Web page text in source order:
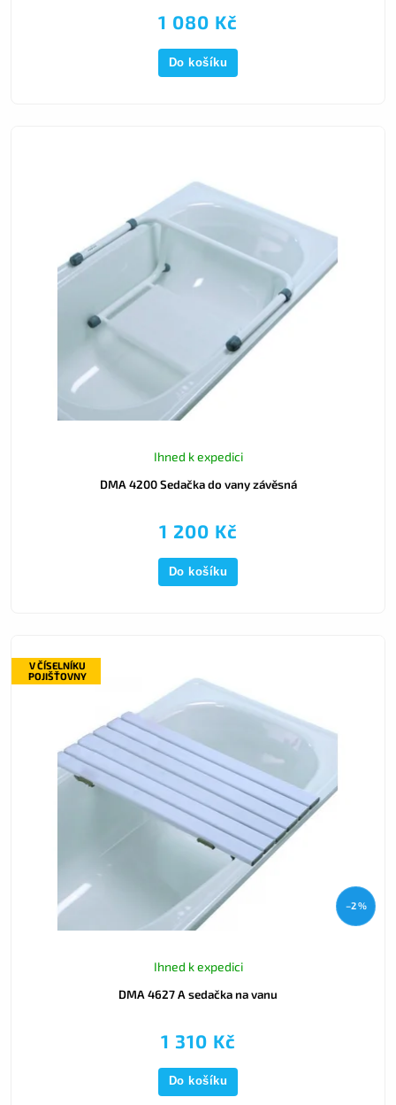
1 080 Kč
Do košíku
DMA 4200 Sedačka do vany závěsná
Ihned k expedici
1 200 Kč
Do košíku
V ČÍSELNÍKU
POJIŠŤOVNY
–2 %
DMA 4627 A sedačka na vanu
Ihned k expedici
1 310 Kč
Do košíku